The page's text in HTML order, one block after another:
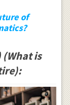
of
(What is